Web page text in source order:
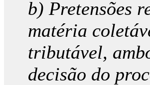
b) Pretensões
matéria
tributável,
decisão do